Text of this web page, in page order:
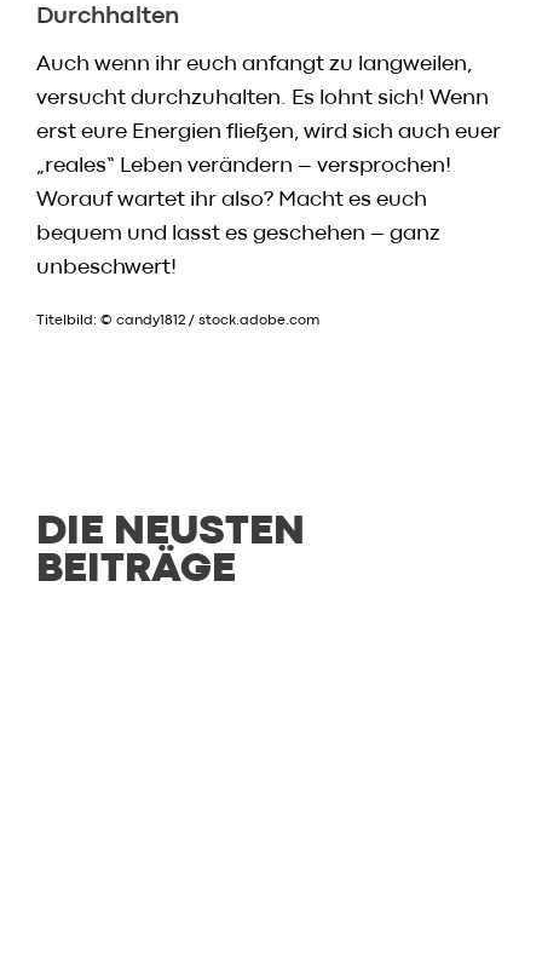
Durchhalten
Auch wenn ihr euch anfangt zu langweilen,
versucht durchzuhalten. Es lohnt sich! Wenn
erst eure Energien fließen, wird sich auch euer
„reales“ Leben verändern – versprochen!
Worauf wartet ihr also? Macht es euch
bequem und lasst es geschehen – ganz
unbeschwert!
Titelbild: © candy1812 / stock.adobe.com
DIE NEUSTEN
BEITRÄGE